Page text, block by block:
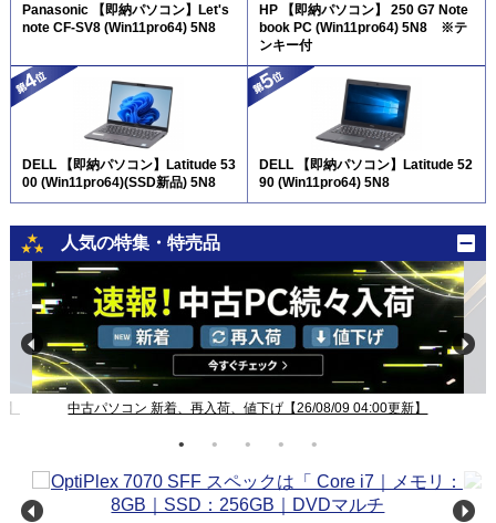
Panasonic 【即納パソコン】Let's
note CF-SV8 (Win11pro64) 5N8
HP 【即納パソコン】 250 G7 Note
book PC (Win11pro64) 5N8 ※テ
ンキー付
DELL 【即納パソコン】Latitude 53
00 (Win11pro64)(SSD新品) 5N8
DELL 【即納パソコン】Latitude 52
90 (Win11pro64) 5N8
人気の特集・特売品
中古パソコン 新着、再入荷、値下げ【26/08/09 04:00更新】